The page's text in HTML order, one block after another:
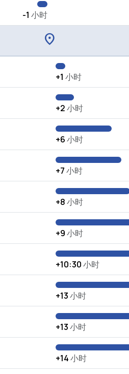
-1 小时
location_on
+1 小时
+2小时
+6小时
+7小时
+8小时
+9小时
+10:30小时
+13小时
+13小时
+14小时